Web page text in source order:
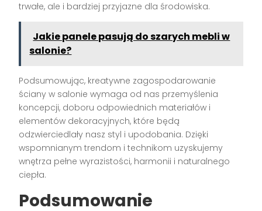
trwałe, ale i bardziej przyjazne dla środowiska.
Jakie panele pasują do szarych mebli w
salonie?
Podsumowując, kreatywne zagospodarowanie
ściany w salonie wymaga od nas przemyślenia
koncepcji, doboru odpowiednich materiałów i
elementów dekoracyjnych, które będą
odzwierciedlały nasz styl i upodobania. Dzięki
wspomnianym trendom i technikom uzyskujemy
wnętrza pełne wyrazistości, harmonii i naturalnego
ciepła.
Podsumowanie